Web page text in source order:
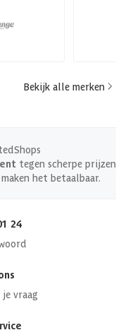
Bekijk alle merken
tegen scherpe prijzen
maken het betaalbaar.
24
vraag